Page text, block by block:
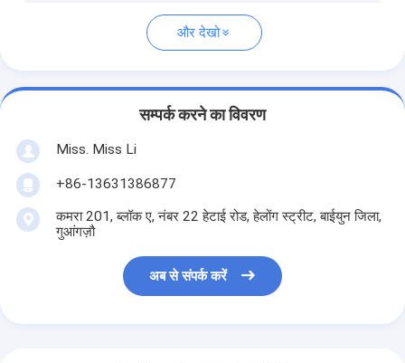
और देखो
सम्पर्क करने का विवरण
Miss. Miss Li
+86-13631386877
कमरा 201, ब्लॉक ए, नंबर 22 हेटाई रोड, हेलोंग स्ट्रीट, बाईयुन जिला,
गुआंगज़ौ
अब से संपर्क करें